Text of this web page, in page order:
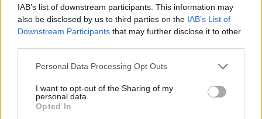
IAB’s list of downstream participants. This information may
also be disclosed by us to third parties on the IAB’s List of
Downstream Participants that may further disclose it to other
Personal Data Processing Opt Outs
I want to opt-out of the Sharing of my
personal data.
Opted In
isolamento a casa, ovvero quelle con sintomi lievi che non
richiedono cure ospedaliere o risultano prive di sintomi, sono
complessivamente 12.830 (+1.062 rispetto a ieri),il 94,04% dei
casi attivi.
Modena (tre donne di 95, 92 e 87 anni e un uomo di 82), 2 in
quella di Ferrara (una donna di 87 anni e un uomo di 86), 2 in